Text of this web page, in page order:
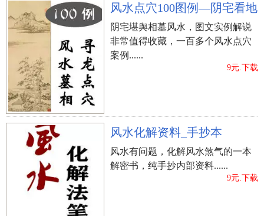
风水点穴100图例—阴宅看地
阴宅堪舆相墓风水，图文实例解说
非常值得收藏，一百多个风水点穴
案例......
9元.下载
风水化解资料_手抄本
风水有问题，化解风水煞气的一本
解密书，纯手抄内部资料......
9元.下载